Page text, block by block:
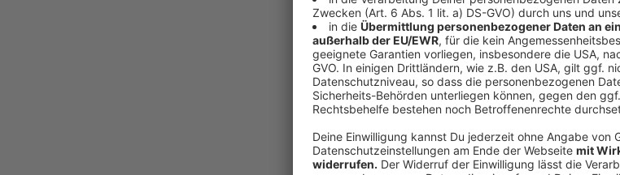
Anzeige